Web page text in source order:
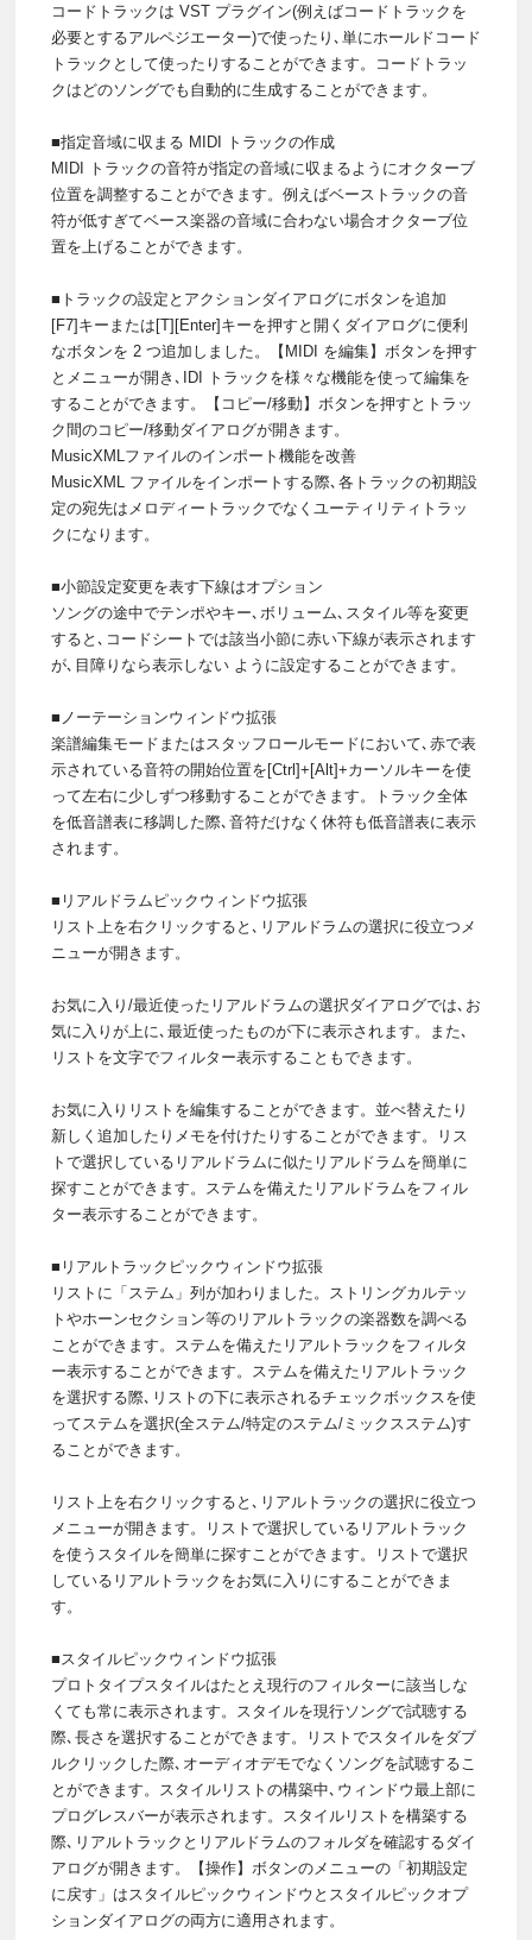
コードトラックは VST プラグイン(例えばコードトラックを
必要とするアルペジエーター)で使ったり､単にホールドコード
トラックとして使ったりすることができます。コードトラッ
クはどのソングでも自動的に生成することができます。
■指定音域に収まる MIDI トラックの作成
MIDI トラックの音符が指定の音域に収まるようにオクターブ
位置を調整することができます。例えばベーストラックの音
符が低すぎてベース楽器の音域に合わない場合オクターブ位
置を上げることができます。
■トラックの設定とアクションダイアログにボタンを追加
[F7]キーまたは[T][Enter]キーを押すと開くダイアログに便利
なボタンを 2 つ追加しました。【MIDI を編集】ボタンを押す
とメニューが開き､IDI トラックを様々な機能を使って編集を
することができます。【コピー/移動】ボタンを押すとトラッ
ク間のコピー/移動ダイアログが開きます。
MusicXMLファイルのインポート機能を改善
MusicXML ファイルをインポートする際､各トラックの初期設
定の宛先はメロディートラックでなくユーティリティトラッ
クになります。
■小節設定変更を表す下線はオプション
ソングの途中でテンポやキー､ボリューム､スタイル等を変更
すると､コードシートでは該当小節に赤い下線が表示されます
が､目障りなら表示しない ように設定することができます。
■ノーテーションウィンドウ拡張
楽譜編集モードまたはスタッフロールモードにおいて､赤で表
示されている音符の開始位置を[Ctrl]+[Alt]+カーソルキーを使
って左右に少しずつ移動することができます。トラック全体
を低音譜表に移調した際､音符だけなく休符も低音譜表に表示
されます。
■リアルドラムピックウィンドウ拡張
リスト上を右クリックすると､リアルドラムの選択に役立つメ
ニューが開きます。
お気に入り/最近使ったリアルドラムの選択ダイアログでは､お
気に入りが上に､最近使ったものが下に表示されます。また､
リストを文字でフィルター表示することもできます。
お気に入りリストを編集することができます。並べ替えたり
新しく追加したりメモを付けたりすることができます。リス
トで選択しているリアルドラムに似たリアルドラムを簡単に
探すことができます。ステムを備えたリアルドラムをフィル
ター表示することができます。
■リアルトラックピックウィンドウ拡張
リストに「ステム」列が加わりました。ストリングカルテッ
トやホーンセクション等のリアルトラックの楽器数を調べる
ことができます。ステムを備えたリアルトラックをフィルタ
ー表示することができます。ステムを備えたリアルトラック
を選択する際､リストの下に表示されるチェックボックスを使
ってステムを選択(全ステム/特定のステム/ミックスステム)す
ることができます。
リスト上を右クリックすると､リアルトラックの選択に役立つ
メニューが開きます。リストで選択しているリアルトラック
を使うスタイルを簡単に探すことができます。リストで選択
しているリアルトラックをお気に入りにすることができま
す。
■スタイルピックウィンドウ拡張
プロトタイプスタイルはたとえ現行のフィルターに該当しな
くても常に表示されます。スタイルを現行ソングで試聴する
際､長さを選択することができます。リストでスタイルをダブ
ルクリックした際､オーディオデモでなくソングを試聴するこ
とができます。スタイルリストの構築中､ウィンドウ最上部に
プログレスバーが表示されます。スタイルリストを構築する
際､リアルトラックとリアルドラムのフォルダを確認するダイ
アログが開きます。【操作】ボタンのメニューの「初期設定
に戻す」はスタイルピックウィンドウとスタイルピックオプ
ションダイアログの両方に適用されます。